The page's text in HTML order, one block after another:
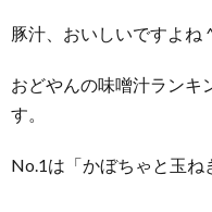
豚汁、おいしいですよね
おどやんの味噌汁ランキ
す。
No.1は「かぼちゃと玉ね